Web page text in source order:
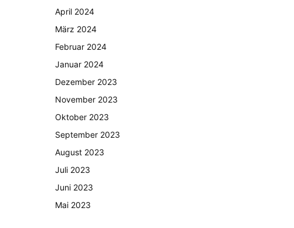
April 2024
März 2024
Februar 2024
Januar 2024
Dezember 2023
November 2023
Oktober 2023
September 2023
August 2023
Juli 2023
Juni 2023
Mai 2023